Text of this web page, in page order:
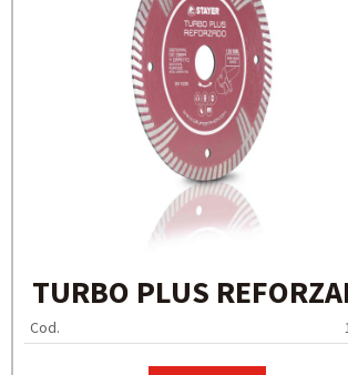
TURBO PLUS
Cod.